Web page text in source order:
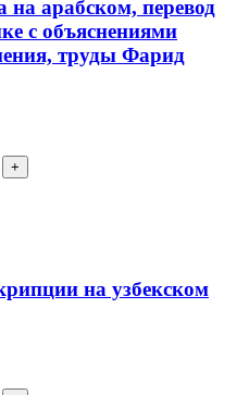
на арабском, перевод
с объяснениями
труды Фарид
на узбекском